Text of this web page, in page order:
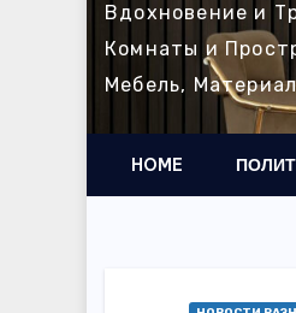
Вдохновение и
Комнаты и
Мебель,
HOME